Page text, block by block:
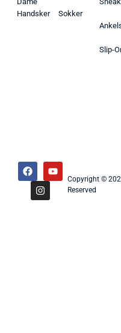
Handsker
Sokker
Slip-
Copyright ©
Reserved